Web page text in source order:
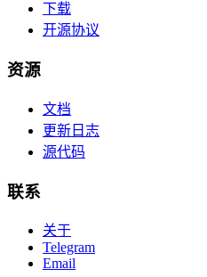
下载
开源协议
资源
文档
更新日志
源代码
联系
关于
Telegram
Email